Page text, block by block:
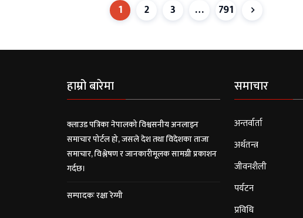
1 2 3 … 791
हाम्रो बारेमा
क्लाउड पत्रिका नेपालको विश्वसनीय अनलाइन
समाचार पोर्टल हो, जसले देश तथा विदेशका ताजा
समाचार, विश्लेषण र जानकारीमूलक सामग्री प्रकाशन
गर्दछ।
सम्पादकः रक्षा रेग्मी
समाचार
अन्तर्वार्ता
अर्थतन्त्र
जीवनशैली
पर्यटन
प्रविधि